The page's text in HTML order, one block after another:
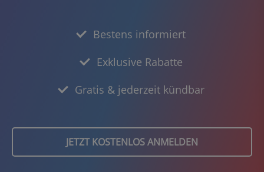
Bestens informiert
Exklusive Rabatte
Gratis & jederzeit kündbar
JETZT KOSTENLOS ANMELDEN